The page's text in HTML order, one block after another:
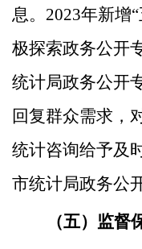
息。 2023年新增“
极探索政务公开
统计局政务公开
回复群众需求，
统计咨询给予及
市统计局政务公
（五）监督